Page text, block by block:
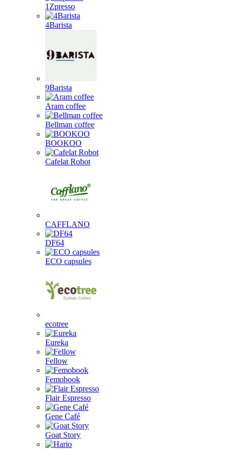
1Zpresso
4Barista
9Barista
Aram coffee
Bellman coffee
BOOKOO
Cafelat Robot
CAFFLANO
DF64
ECO capsules
ecotree
Eureka
Fellow
Femobook
Flair Espresso
Gene Café
Goat Story